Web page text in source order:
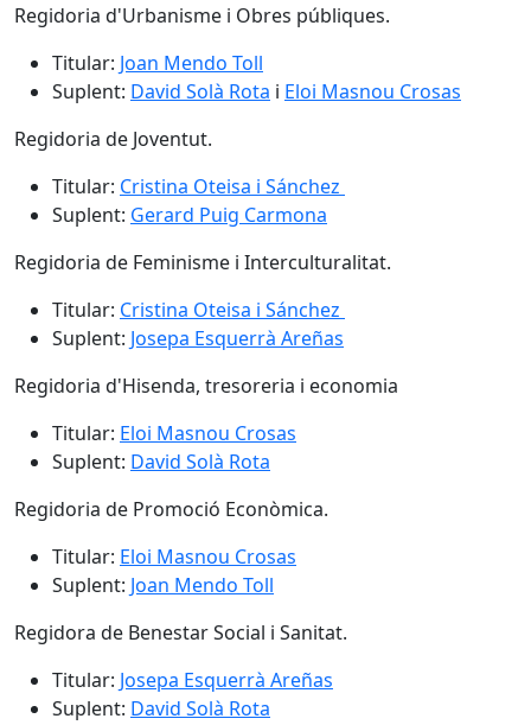
Regidoria d'Urbanisme i Obres públiques.
Titular: Joan Mendo Toll
Suplent: David Solà Rota i Eloi Masnou Crosas
Regidoria de Joventut.
Titular: Cristina Oteisa i Sánchez
Suplent: Gerard Puig Carmona
Regidoria de Feminisme i Interculturalitat.
Titular: Cristina Oteisa i Sánchez
Suplent: Josepa Esquerrà Areñas
Regidoria d'Hisenda, tresoreria i economia
Titular: Eloi Masnou Crosas
Suplent: David Solà Rota
Regidoria de Promoció Econòmica.
Titular: Eloi Masnou Crosas
Suplent: Joan Mendo Toll
Regidora de Benestar Social i Sanitat.
Titular: Josepa Esquerrà Areñas
Suplent: David Solà Rota